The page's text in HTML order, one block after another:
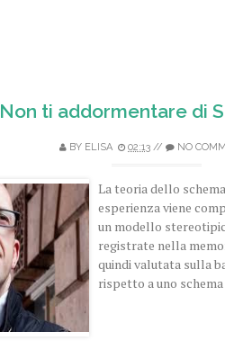
Non ti addormentare di
BY ELISA 02:13 // NO
La teoria dello
esperienza viene
un modello
registrate nella
quindi valutata sulla
rispetto a uno